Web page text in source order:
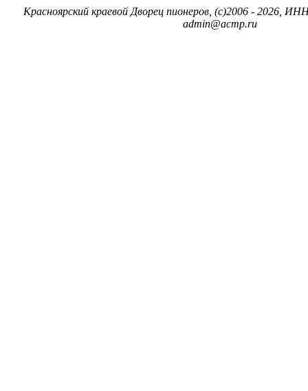
Красноярский краевой Дворец пионеров, (c)2006 - 2026,
admin@acmp.ru